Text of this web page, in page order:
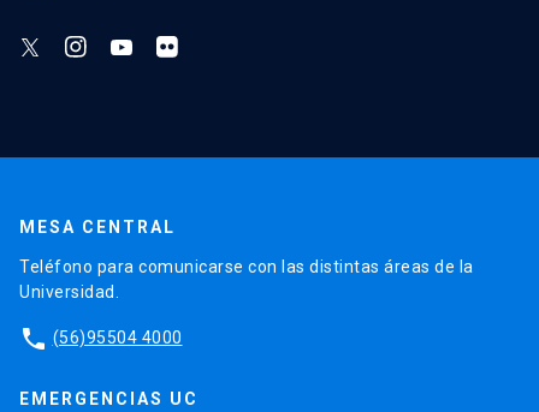
MESA CENTRAL
Teléfono para comunicarse con las distintas áreas de la
Universidad.
phone (56)95504 4000
EMERGENCIAS UC